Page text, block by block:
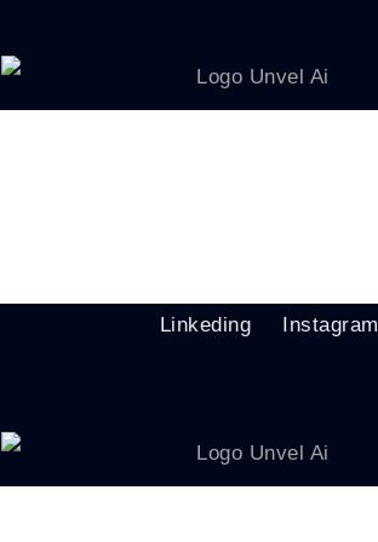
Linkeding Instagram